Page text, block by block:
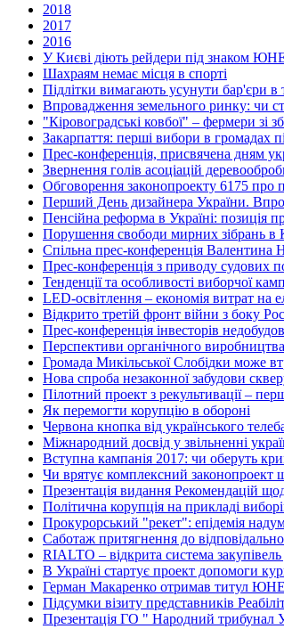
2018
2017
2016
У Києві діють рейдери під знаком
Шахраям немає місця в спорті
Підлітки вимагають усунути бар'єри в
Впровадження земельного ринку: чи
"Кіровоградські ковбої" – фермери зі
Закарпаття: перші вибори в громадах
Прес-конференція, присвячена дням
Звернення голів асоціацій
Обговорення законопроекту 6175 про
Перший День дизайнера України.
Пенсійна реформа в Україні: позиція
Порушення свободи мирних зібрань в
Спільна прес-конференція
Прес-конференція з приводу судових
Тенденції та особливості виборчої
LED-освітлення – економія витрат на
Відкрито третій фронт війни з боку
Прес-конференція інвесторів
Перспективи органічного
Громада Микільської Слобідки може
Нова спроба незаконної забудови
Пілотний проект з рекультивації –
Як перемогти корупцію в обороні
Червона кнопка від українського
Міжнародний досвід у звільненні
Вступна кампанія 2017: чи оберуть
Чи врятує комплексний законопроект
Презентація видання Рекомендацій
Політична корупція на прикладі
Прокурорський "рекет": епідемія
Саботаж притягнення до
RIALTO – відкрита система
В Україні стартує проект допомоги
Герман Макаренко отримав титул
Підсумки візиту представників
Презентація ГО " Народний трибунал